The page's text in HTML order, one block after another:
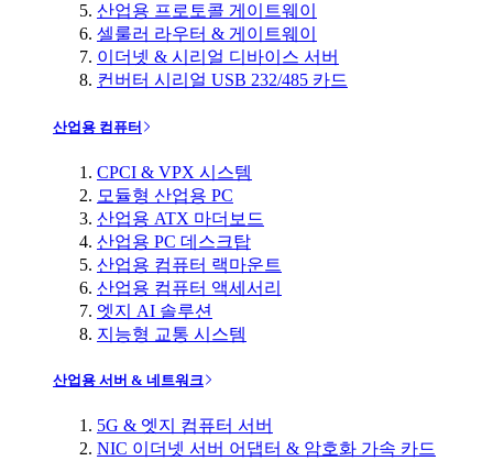
산업용 프로토콜 게이트웨이
셀룰러 라우터 & 게이트웨이
이더넷 & 시리얼 디바이스 서버
컨버터 시리얼 USB 232/485 카드
산업용 컴퓨터
CPCI & VPX 시스템
모듈형 산업용 PC
산업용 ATX 마더보드
산업용 PC 데스크탑
산업용 컴퓨터 랙마운트
산업용 컴퓨터 액세서리
엣지 AI 솔루션
지능형 교통 시스템
산업용 서버 & 네트워크
5G & 엣지 컴퓨터 서버
NIC 이더넷 서버 어댑터 & 암호화 가속 카드